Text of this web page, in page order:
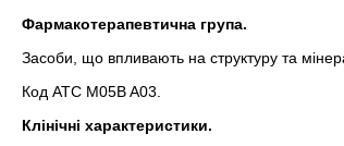
Фармакотерапевтична група.
Засоби, що впливають на структуру та
Код АТС M05B A03.
Клінічні характеристики.